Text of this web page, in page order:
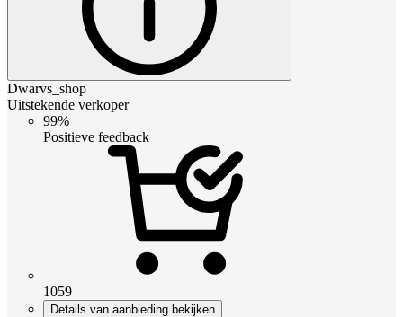
Dwarvs_shop
Uitstekende verkoper
99%
Positieve feedback
1059
Details van aanbieding bekijken